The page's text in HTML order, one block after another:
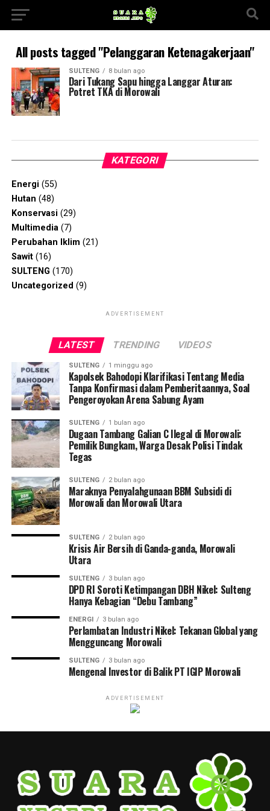
All posts tagged "Pelanggaran Ketenagakerjaan"
SULTENG 8 bulan ago
Dari Tukang Sapu hingga Langgar Aturan:
Potret TKA di Morowali
KATEGORI
Energi (55)
Hutan (48)
Konservasi (29)
Multimedia(7)
Perubahan Iklim (21)
Sawit(16)
SULTENG (170)
Uncategorized (9)
ADVERTISEMENT
LATEST TRENDING VIDEOS
SULTENG 1 minggu ago
Kapolsek Bahodopi Klarifikasi Tentang Media
Tanpa Konfirmasi dalam Pemberitaannya, Soal
Pengeroyokan Arena Sabung Ayam
SULTENG 1 bulan ago
Dugaan Tambang Galian C Ilegal di Morowali:
Pemilik Bungkam, Warga Desak Polisi Tindak
Tegas
SULTENG 2 bulan ago
Maraknya Penyalahgunaan BBM Subsidi di
Morowali dan Morowali Utara
SULTENG 2 bulan ago
Krisis Air Bersih di Ganda-ganda, Morowali
Utara
SULTENG 3 bulan ago
DPD RI Soroti Ketimpangan DBH Nikel: Sulteng
Hanya Kebagian “Debu Tambang”
ENERGI 3 bulan ago
Perlambatan Industri Nikel: Tekanan Global yang
Mengguncang Morowali
SULTENG 3 bulan ago
Mengenal Investor di Balik PT IGIP Morowali
ADVERTISEMENT